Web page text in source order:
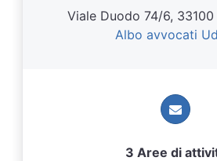
Viale Duodo 74/6,
Albo avvocati
3 Aree di